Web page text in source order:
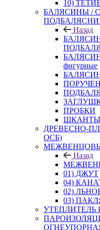
10)
БАЛЯСИНЫ /
Назад
фигурные
ПРОБКИ
ДРЕВЕСНО-
ОСБ)
Назад
01) ДЖУТ
04)
02)
03)
УТЕПЛИТЕЛЬ